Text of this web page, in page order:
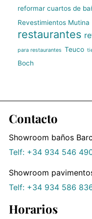
reformar cuartos de
Revestimientos Mutina
restaurantes
para restaurantes Teuco
Boch
Contacto
Showroom baños
Telf: +34 934 546
Showroom
Telf: +34 934 586
Horarios